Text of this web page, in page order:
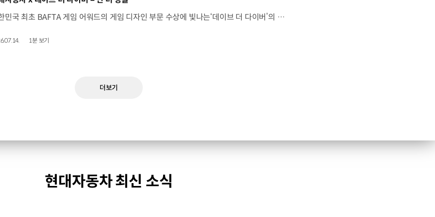
대한민국 최초 BAFTA 게임 어워드의 게임 디자인 부문 수상에 빛나는‘데이브 더 다이버’의 최신 DLC에 포니 픽업이 등장합니다.데이브 더 다이버 - 인 더 정글 속 포니 픽업의 활약을 체험해 보세요. Steam, Nintendo Switch 2 Nintendo Switch, PS5 PS4, Xbox Series X|S, Epic Games Store에서 만나 볼 수 있습니다. #현대자동차 #데이브더다이버 #인더정글 #민트로켓 #게임콜라보 #포니픽업 #포니 유튜브 쇼츠 보기 >
1분 보기
더보기
현대자동차 최신 소식